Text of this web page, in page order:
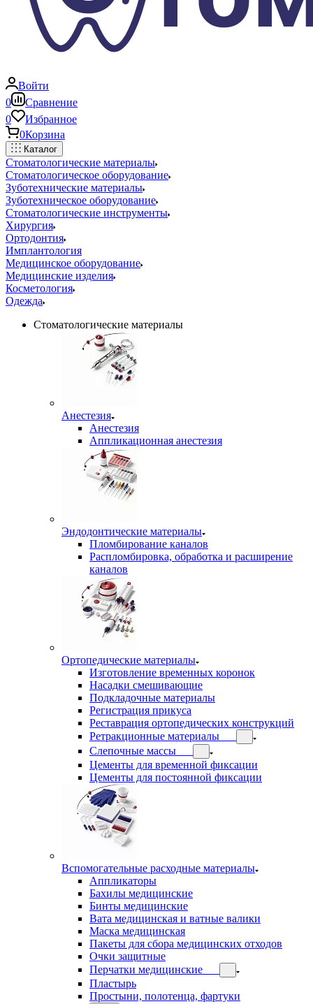
Войти
0
Сравнение
0
Избранное
0Корзина
Каталог
Стоматологические материалы
Стоматологическое оборудование
Зуботехнические материалы
Зуботехническое оборудование
Стоматологические инструменты
Хирургия
Ортодонтия
Имплантология
Медицинское оборудование
Медицинские изделия
Косметология
Одежда
Стоматологические материалы
Анестезия
Анестезия
Аппликационная анестезия
Эндодонтические материалы
Пломбирование каналов
Распломбировка, обработка и расширение
каналов
Ортопедические материалы
Изготовление временных коронок
Насадки смешивающие
Подкладочные материалы
Регистрация прикуса
Реставрация ортопедических конструкций
Ретракционные материалы
Слепочные массы
Цементы для временной фиксации
Цементы для постоянной фиксации
Вспомогательные расходные материалы
Аппликаторы
Бахилы медицинские
Бинты медицинские
Вата медицинская и ватные валики
Маска медицинская
Пакеты для сбора медицинских отходов
Очки защитные
Перчатки медицинские
Пластырь
Простыни, полотенца, фартуки